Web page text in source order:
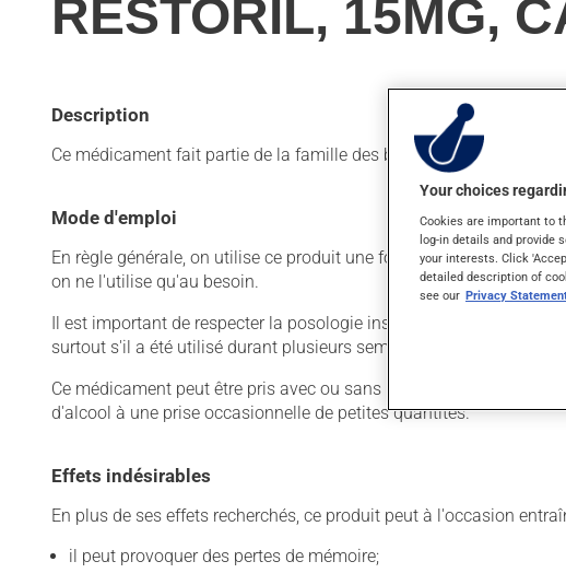
RESTORIL, 15MG,
Description
Ce médicament fait partie de la famille des benzodiazépines.
Mode d'emploi
En règle générale, on utilise ce produit une fois par jour. Il est
on ne l'utilise qu'au besoin.
Il est important de respecter la posologie inscrite sur l'étiquette.
surtout s'il a été utilisé durant plusieurs semaines. Si vous voulez
Ce médicament peut être pris avec ou sans nourriture, sans
d'alcool à une prise occasionnelle de petites quantités.
Effets indésirables
En plus de ses effets recherchés, ce produit peut à l'occasion
il peut provoquer des pertes de mémoire;
Your choices
Cookies are important to
log-in details and
your interests. Click
detailed description of
see our Privacy